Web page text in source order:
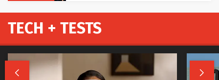
TECH + TESTS
 